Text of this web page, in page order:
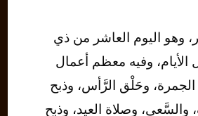
وهو اليوم العاشر من ذي
الأيام، وفيه معظم أعمال
وحَلْق الرَّأس، وذبح
والسَّعي، وصلاة العيد، وذبح